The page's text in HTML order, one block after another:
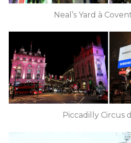
Neal’s Yard à
Piccadilly Circus
S
e
a